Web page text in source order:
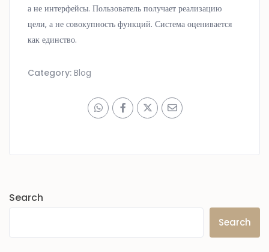
а не интерфейсы. Пользователь получает реализацию
цели, а не совокупность функций. Система оценивается
как единство.
Category:Blog
Search
Search